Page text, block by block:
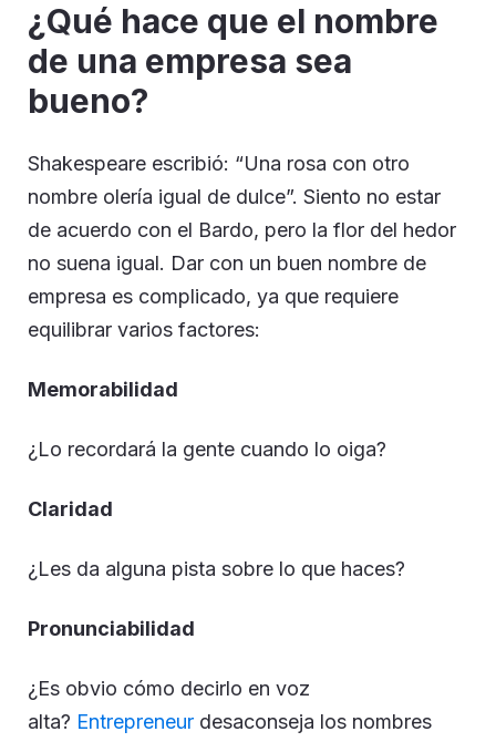
¿Qué hace que el nombre
de una empresa sea
bueno?
Shakespeare escribió: “Una rosa con otro
nombre olería igual de dulce”. Siento no estar
de acuerdo con el Bardo, pero la flor del hedor
no suena igual. Dar con un buen nombre de
empresa es complicado, ya que requiere
equilibrar varios factores:
Memorabilidad
¿Lo recordará la gente cuando lo oiga?
Claridad
¿Les da alguna pista sobre lo que haces?
Pronunciabilidad
¿Es obvio cómo decirlo en voz
alta? Entrepreneur desaconseja los nombres